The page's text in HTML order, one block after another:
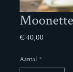
€ 40,00Prijs
Aantal *